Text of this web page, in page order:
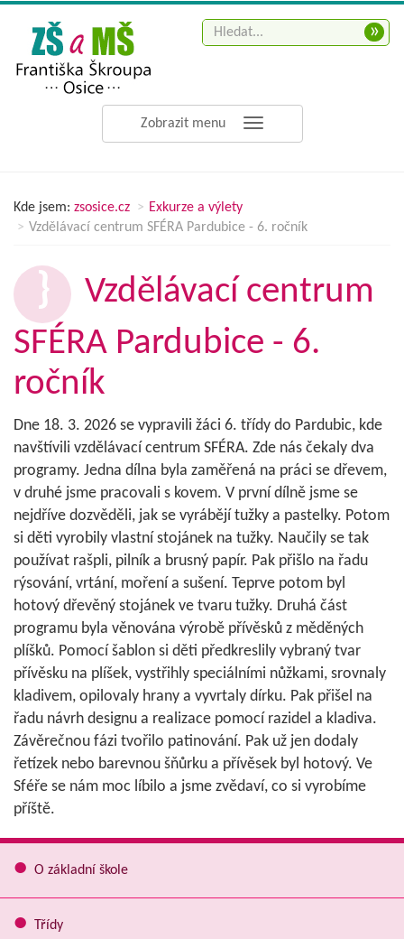
Zobrazit menu
»
Kde jsem: zsosice.cz
Exkurze a výlety
Vzdělávací centrum SFÉRA Pardubice - 6. ročník
Vzdělávací centrum
SFÉRA Pardubice - 6.
ročník
Dne 18. 3. 2026 se vypravili žáci 6. třídy do Pardubic, kde
navštívili vzdělávací centrum SFÉRA. Zde nás čekaly dva
programy. Jedna dílna byla zaměřená na práci se dřevem,
v druhé jsme pracovali s kovem. V první dílně jsme se
nejdříve dozvěděli, jak se vyrábějí tužky a pastelky. Potom
si děti vyrobily vlastní stojánek na tužky. Naučily se tak
používat rašpli, pilník a brusný papír. Pak přišlo na řadu
rýsování, vrtání, moření a sušení. Teprve potom byl
hotový dřevěný stojánek ve tvaru tužky. Druhá část
programu byla věnována výrobě přívěsků z měděných
plíšků. Pomocí šablon si děti předkreslily vybraný tvar
přívěsku na plíšek, vystřihly speciálními nůžkami, srovnaly
kladivem, opilovaly hrany a vyvrtaly dírku. Pak přišel na
řadu návrh designu a realizace pomocí razidel a kladiva.
Závěrečnou fázi tvořilo patinování. Pak už jen dodaly
řetízek nebo barevnou šňůrku a přívěsek byl hotový. Ve
Sféře se nám moc líbilo a jsme zvědaví, co si vyrobíme
příště.
O základní škole
Třídy